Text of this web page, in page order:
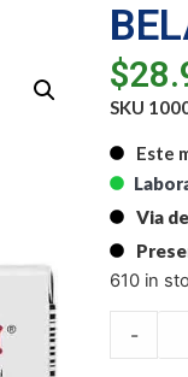
$
SKU
Este
Via
610 in
-